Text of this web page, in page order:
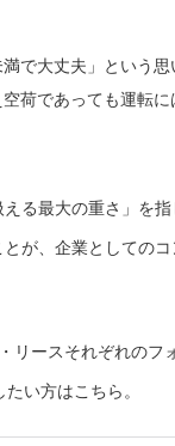
で大丈夫」という
荷であっても運転
る最大の重さ」を
が、企業としての
リースそれぞれのフ
い方はこちら。